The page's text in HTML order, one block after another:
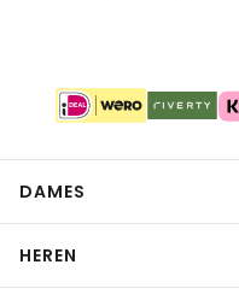
DAMES
HEREN